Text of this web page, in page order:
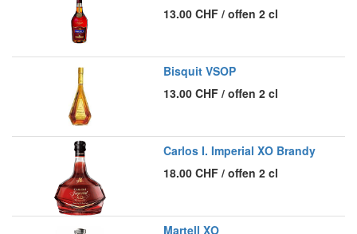
13.00 CHF / offen 2 cl
Bisquit VSOP
13.00 CHF / offen 2 cl
Carlos I. Imperial XO Brandy
18.00 CHF / offen 2 cl
Martell XO